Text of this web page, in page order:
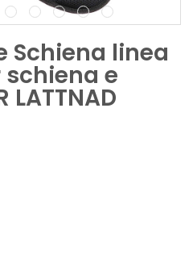
Schiena linea
e
LATTNAD